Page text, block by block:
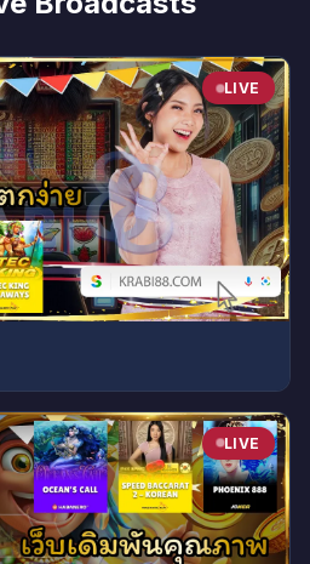
LIVE
LIVE